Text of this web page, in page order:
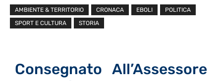
AMBIENTE & TERRITORIO CRONACA EBOLI
POLITICA
SPORT E CULTURA
STORIA
Consegnato All’Assessore